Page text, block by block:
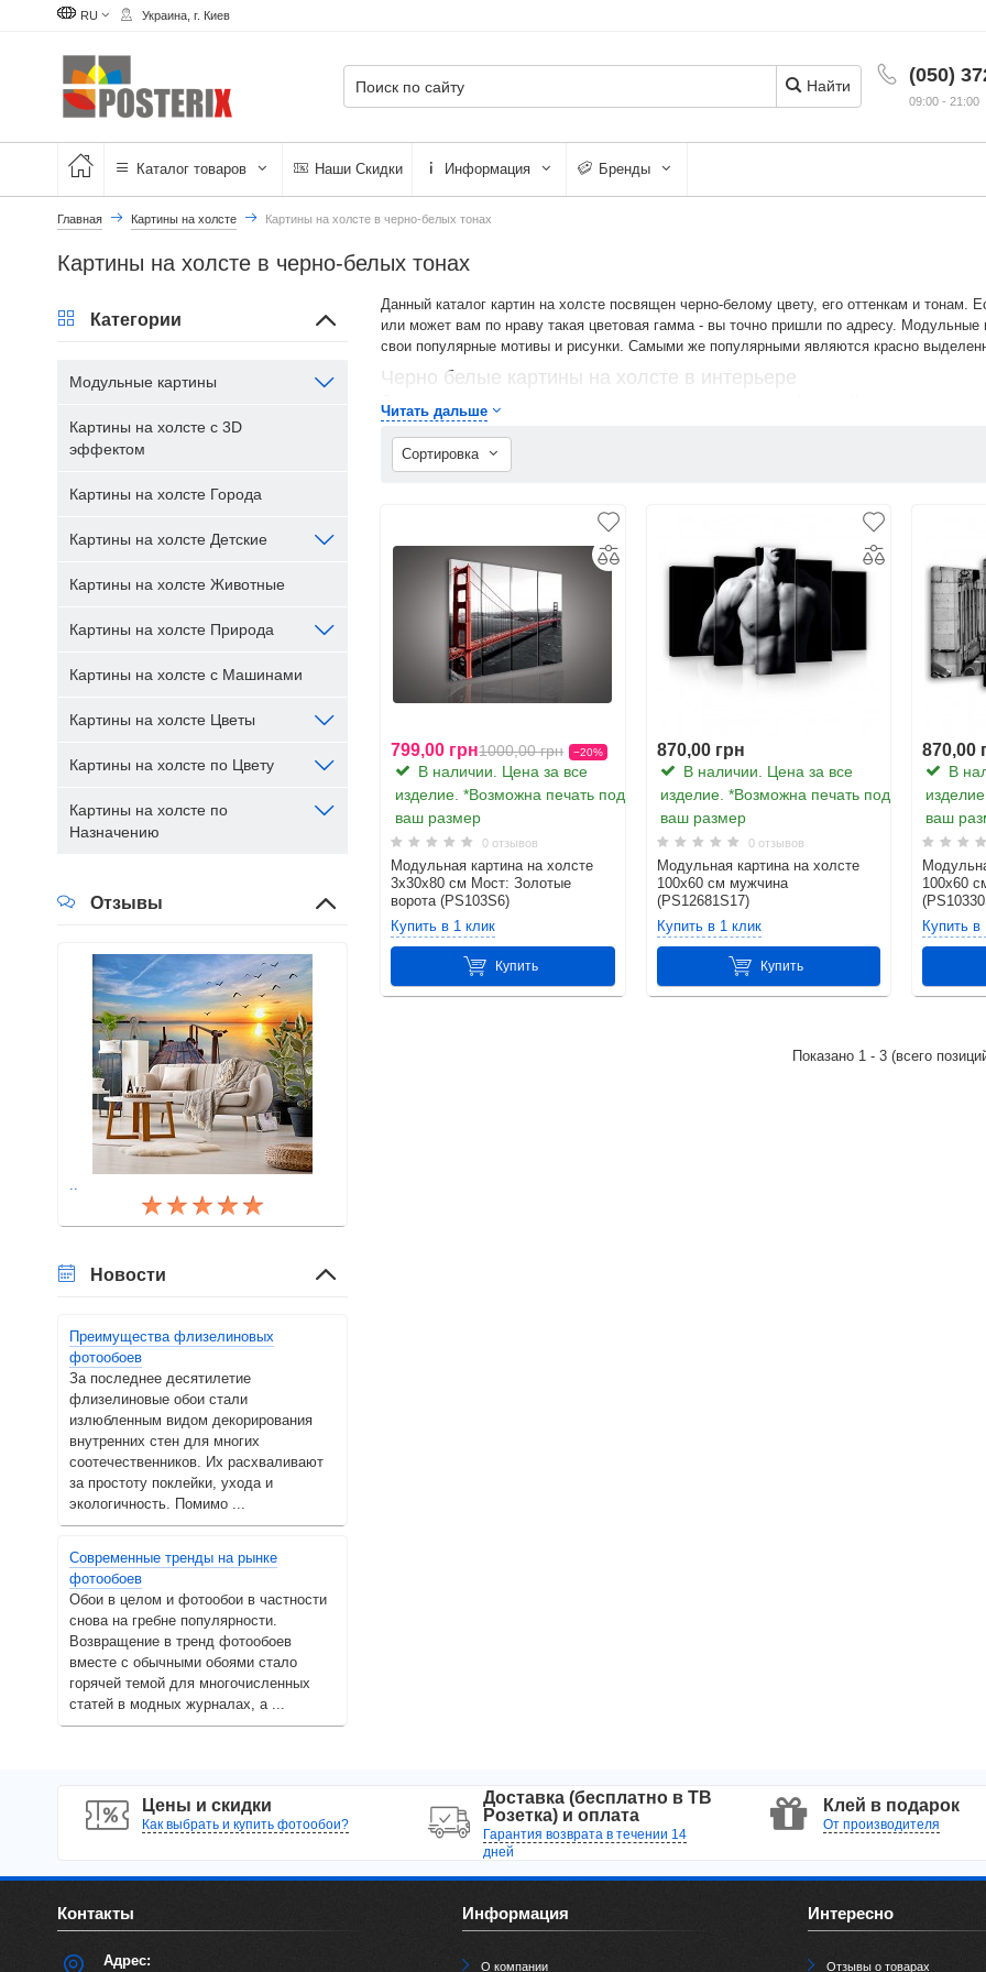
RU Украина, г. Киев
(050)
09:00 - 21:00
Найти
Каталог товаров Наши Скидки Информация Бренды
Главная Картины на холсте Картины на холсте в черно-белых тонах
Картины на холсте в черно-белых тонах
Данный каталог картин на холсте посвящен черно-белому цвету, его оттенкам и тонам.
или может вам по нраву такая цветовая гамма - вы точно пришли по адресу.
свои популярные мотивы и рисунки. Самыми же популярными являются красно
Черно белые картины на холсте в интерьере
Для облегчения выбора сюжета вы можете воспользоваться функцией просмотра
карточку понравившегося вам товара и просмотреть все имеющиеся фото. Пример ниже.
Модульная картина на холсте Черно-белый город Лондон (PS10816S13)
Технические особенности картин на холсте
Качество и красочность картинки обеспечивает польская компания Consalnet. Компания
продукции, и подпадает под все европейские стандарты. Экологически созданный
составляющие холста. Абсолютно безвредные для окружающих людей и животных.
Читать дальше
Сортировка
799,00 грн1000,00 грн −20%
В наличии. Цена за все
изделие. *Возможна печать под
ваш размер
0 отзывов
Модульная картина на холсте
3x30x80 см Мост: Золотые
ворота (PS103S6)
Купить в 1 клик
Купить
870,00 грн
В наличии. Цена за все
изделие. *Возможна печать под
ваш размер
0 отзывов
Модульная картина на холсте
100x60 см мужчина
(PS12681S17)
Купить в 1 клик
Купить
870,00
В
ваш
100x60
Купить в
Показано 1- 3(всего
Категории
Модульные картины
Картины на холсте с 3D
эффектом
Картины на холсте Города
Картины на холсте Детские
Картины на холсте Животные
Картины на холсте Природа
Картины на холсте с Машинами
Картины на холсте Цветы
Картины на холсте по Цвету
Картины на холсте по
Назначению
Отзывы
..
Новости
Преимущества флизелиновых
фотообоев
За последнее десятилетие
флизелиновые обои стали
излюбленным видом декорирования
внутренних стен для многих
соотечественников. Их расхваливают
за простоту поклейки, ухода и
экологичность. Помимо ...
Современные тренды на рынке
фотообоев
Обои в целом и фотообои в частности
снова на гребне популярности.
Возвращение в тренд фотообоев
вместе с обычными обоями стало
горячей темой для многочисленных
статей в модных журналах, а ...
Цены и скидки
Как выбрать и купить фотообои?
Доставка (бесплатно в ТВ
Розетка) и оплата
Гарантия возврата в течении 14
дней
Клей в подарок
От производителя
Контакты
Адрес:
Информация
О компании
Интересно
Отзывы о товарах